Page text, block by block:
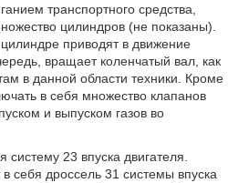
транспортного средства,
цилиндров (не показаны).
приводят в движение
вращает коленчатый вал, как
в данной области техники. Кроме
в себя множество клапанов
и выпуском газов во
систему 23 впуска двигателя.
себя дроссель 31 системы впуска